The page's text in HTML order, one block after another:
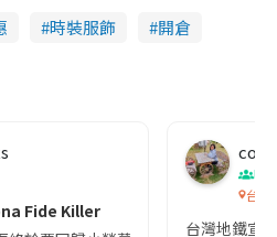
時裝服飾 開倉
Fide Killer
co
吹
台灣
台灣地鐵宣